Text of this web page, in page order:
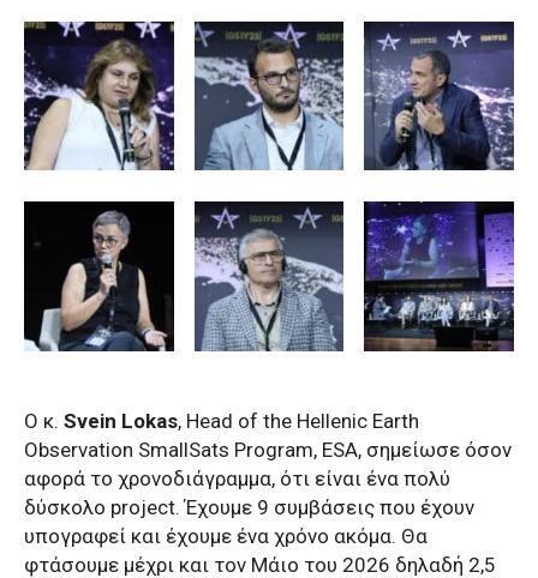
Ο κ. Svein Lokas, Head of the Hellenic Earth
Observation SmallSats Program, ESA, σημείωσε όσον
αφορά το χρονοδιάγραμμα, ότι είναι ένα πολύ
δύσκολο project. Έχουμε 9 συμβάσεις που έχουν
υπογραφεί και έχουμε ένα χρόνο ακόμα. Θα
φτάσουμε μέχρι και τον Μάιο του 2026 δηλαδή 2,5